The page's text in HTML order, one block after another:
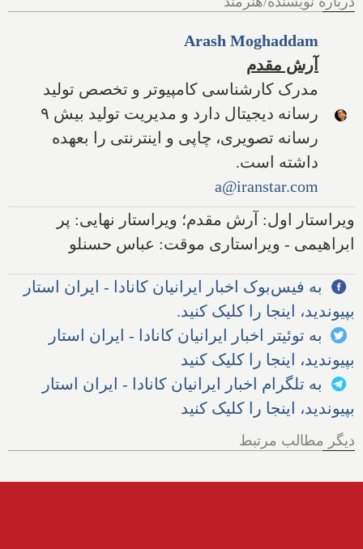
Arash Moghaddam
آرش مقدم
مدرک کارشناسی کامپیوتر و تخصص تولید
رسانه دیجیتال دارد و مدیریت تولید بیش ۹
رسانه تصویری، چاپی و اینترنتی را بعهده
داشته است.
a@iranstar.com
ویراستار اول: آرش مقدم؛ ویراستار نهایی: پر
ابراهیمی - ویراستاری موقت: عباس حسنلو
به فیس‌بوک اخبار ایرانیان کانادا - ایران استار
بپیوندید، اینجا را کلیک کنید.
به توئیتر اخبار ایرانیان کانادا - ایران استار
بپیوندید، اینجا را کلیک کنید
به تلگرام اخبار ایرانیان کانادا - ایران استار
بپیوندید، اینجا را کلیک کنید
دیگر مطالب مرتبط